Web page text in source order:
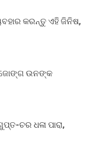
କରନ୍ତୁ ଏହି ଜିନିଷ,
ଉନଙ୍କ
ଚର ଧଳା ପାରା,